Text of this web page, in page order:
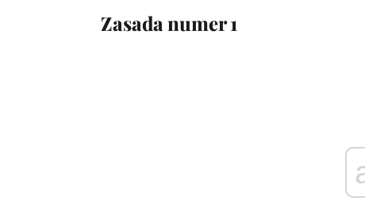
Zasada numer 1